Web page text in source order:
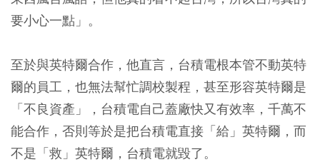
要小心一點」。
至於與英特爾合作，他直言，台積電根本管不動英特
爾的員工，也無法幫忙調校製程，甚至形容英特爾是
「不良資產」，台積電自己蓋廠快又有效率，千萬不
能合作，否則等於是把台積電直接「給」英特爾，而
不是「救」英特爾，台積電就毀了。